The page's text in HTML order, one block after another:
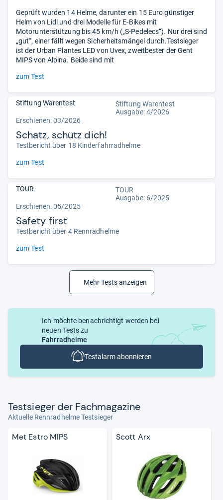
Geprüft wurden 14 Helme, darunter ein 15 Euro günstiger
Helm von Lidl und drei Modelle für E-Bikes mit
Motorunterstützung bis 45 km/h („S-Pedelecs“). Nur drei sind
„gut“, einer fällt wegen Sicherheitsmängel durch.Testsieger
ist der Urban Plantes LED von Uvex, zweitbester der Gent
MIPS von Alpina. Beide sind mit
zum Test
Stiftung Warentest
Stiftung Warentest
Ausgabe: 4/2026
Erschienen:03/2026
Schatz, schütz dich!
Testbericht über 18 Kinderfahrradhelme
zum Test
TOUR
TOUR
Ausgabe: 6/2025
Erschienen: 05/2025
Safety first
Testbericht über 4 Rennradhelme
zum Test
Mehr Tests anzeigen
Ich möchte benachrichtigt werden bei
neuen Tests zu
Fahrradhelme
Testalarm abonnieren
Test­sie­ger der Fach­ma­ga­zine
Aktuelle Rennradhelme Testsieger
Met Estro MIPS Scott Arx